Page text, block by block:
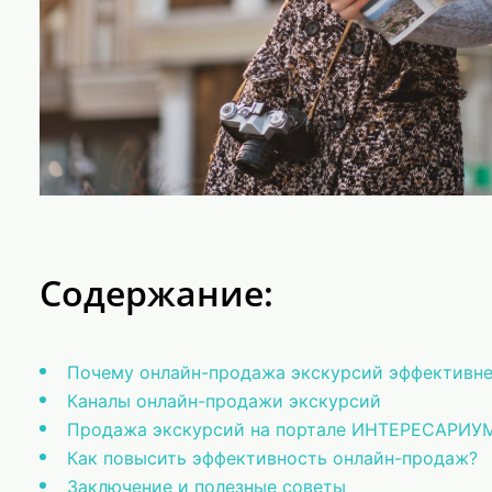
Содержание:
Почему онлайн-продажа экскурсий
Каналы онлайн-продажи экскурсий
Продажа экскурсий на портале
Как повысить эффективность онлайн-продаж?
Заключение и полезные советы